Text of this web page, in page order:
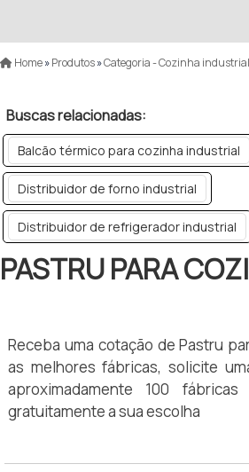
Home»Produtos»Categoria - Cozinha industrial
Buscas relacionadas:
Balcão térmico para cozinha industrial
Distribuidor de forno industrial
Distribuidor de refrigerador industrial
PASTRU PARA
Receba uma cotação de Pastru
as melhores fábricas, solicite
aproximadamente 100
gratuitamente a sua escolha